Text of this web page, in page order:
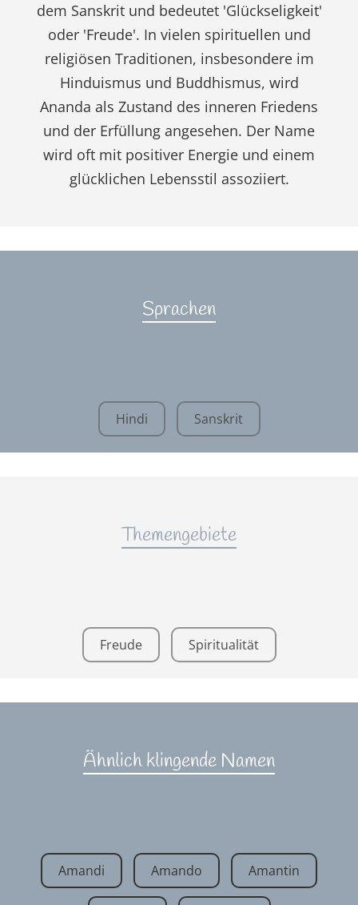
dem Sanskrit und bedeutet 'Glückseligkeit'
oder 'Freude'. In vielen spirituellen und
religiösen Traditionen, insbesondere im
Hinduismus und Buddhismus, wird
Ananda als Zustand des inneren Friedens
und der Erfüllung angesehen. Der Name
wird oft mit positiver Energie und einem
glücklichen Lebensstil assoziiert.
Sprachen
Hindi Sanskrit
Themengebiete
Freude Spiritualität
Ähnlich klingende Namen
Amandi Amando Amantin